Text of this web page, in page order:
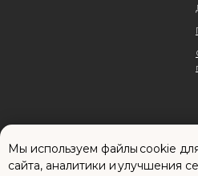
Мы используем файлы cookie
сайта, аналитики и улучшения